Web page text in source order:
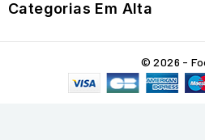
Categorias Em Alta
© 2026 -